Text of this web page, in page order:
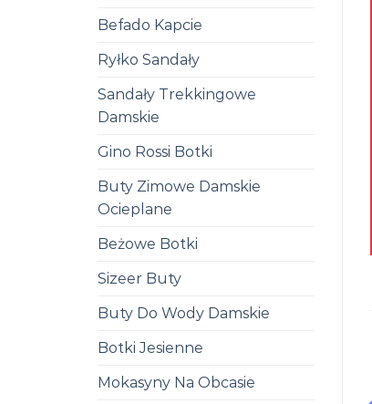
Befado Kapcie
Ryłko Sandały
Sandały Trekkingowe
Damskie
Gino Rossi Botki
Buty Zimowe Damskie
Ocieplane
Beżowe Botki
Sizeer Buty
Buty Do Wody Damskie
Botki Jesienne
Mokasyny Na Obcasie